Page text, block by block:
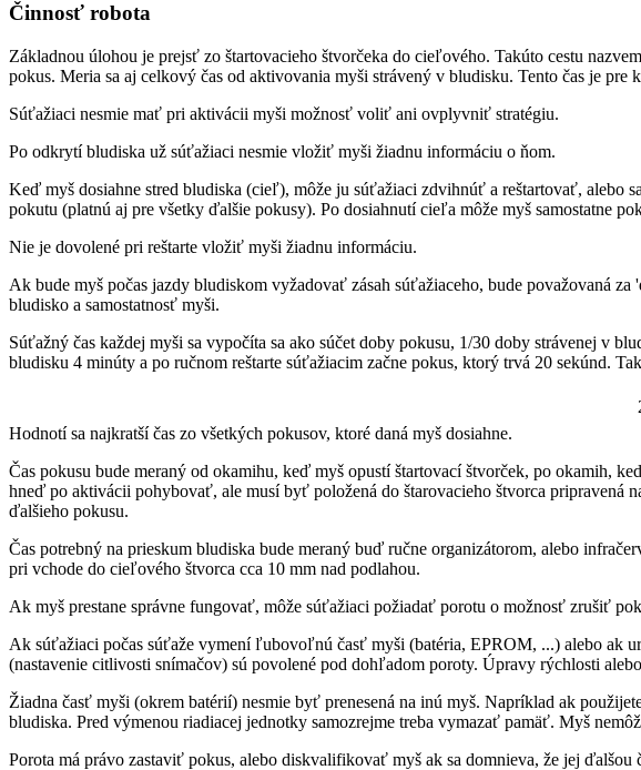
Činnosť robota
Základnou úlohou je prejsť zo štartovacieho štvorčeka do cieľového. Takúto cestu
pokus. Meria sa aj celkový čas od aktivovania myši strávený v bludisku. Tento čas je pre
Súťažiaci nesmie mať pri aktivácii myši možnosť voliť ani ovplyvniť stratégiu.
Po odkrytí bludiska už súťažiaci nesmie vložiť myši žiadnu informáciu o ňom.
Keď myš dosiahne stred bludiska (cieľ), môže ju súťažiaci zdvihnúť a reštartovať, alebo
pokutu (platnú aj pre všetky ďalšie pokusy). Po dosiahnutí cieľa môže myš samostatne
Nie je dovolené pri reštarte vložiť myši žiadnu informáciu.
Ak bude myš počas jazdy bludiskom vyžadovať zásah súťažiaceho, bude považovaná
bludisko a samostatnosť myši.
Súťažný čas každej myši sa vypočíta sa ako súčet doby pokusu, 1/30 doby strávenej v
bludisku 4 minúty a po ručnom reštarte súťažiacim začne pokus, ktorý trvá 20 sekúnd.
Hodnotí sa najkratší čas zo všetkých pokusov, ktoré daná myš dosiahne.
Čas pokusu bude meraný od okamihu, keď myš opustí štartovací štvorček, po okamih,
hneď po aktivácii pohybovať, ale musí byť položená do štarovacieho štvorca pripravená
ďalšieho pokusu.
Čas potrebný na prieskum bludiska bude meraný buď ručne organizátorom, alebo
pri vchode do cieľového štvorca cca 10 mm nad podlahou.
Ak myš prestane správne fungovať, môže súťažiaci požiadať porotu o možnosť zrušiť
Ak súťažiaci počas súťaže vymení ľubovoľnú časť myši (batéria, EPROM, ...) alebo ak
(nastavenie citlivosti snímačov) sú povolené pod dohľadom poroty. Úpravy rýchlosti
Žiadna časť myši (okrem batérií) nesmie byť prenesená na inú myš. Napríklad ak
bludiska. Pred výmenou riadiacej jednotky samozrejme treba vymazať pamäť. Myš
Porota má právo zastaviť pokus, alebo diskvalifikovať myš ak sa domnieva, že jej ďalšou